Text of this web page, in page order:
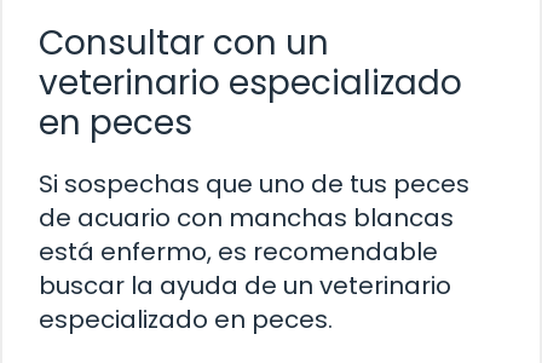
Consultar con un
veterinario especializado
en peces
Si sospechas que uno de tus peces
de acuario con manchas blancas
está enfermo, es recomendable
buscar la ayuda de un veterinario
especializado en peces.